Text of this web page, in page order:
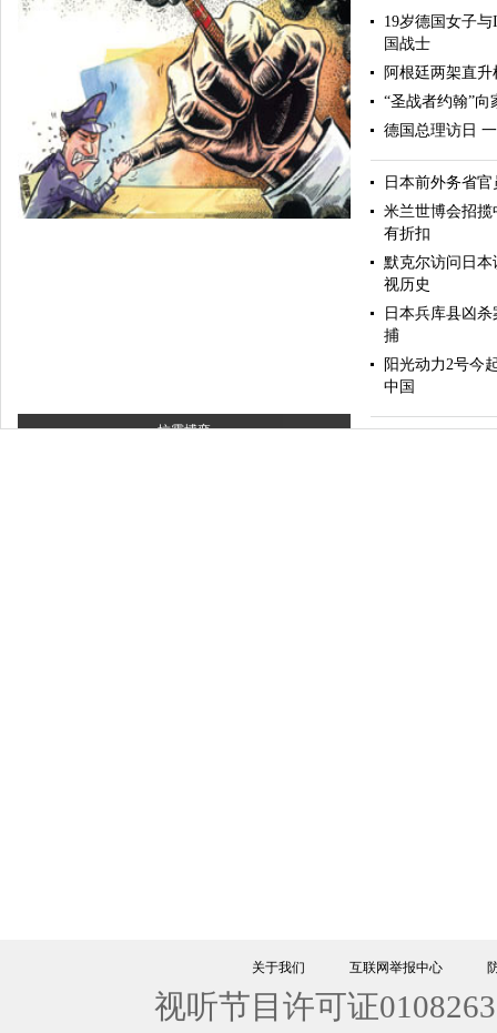
美好愿望
抗霾博弈
19岁德国女子
国战士
阿根廷两架直
“圣战者约翰”
德国总理访日
日本前外务省
米兰世博会招
有折扣
默克尔访问日
视历史
日本兵库县凶
捕
阳光动力2号今
中国
关于我们 互联网举报中心
视听节目许可证0108263